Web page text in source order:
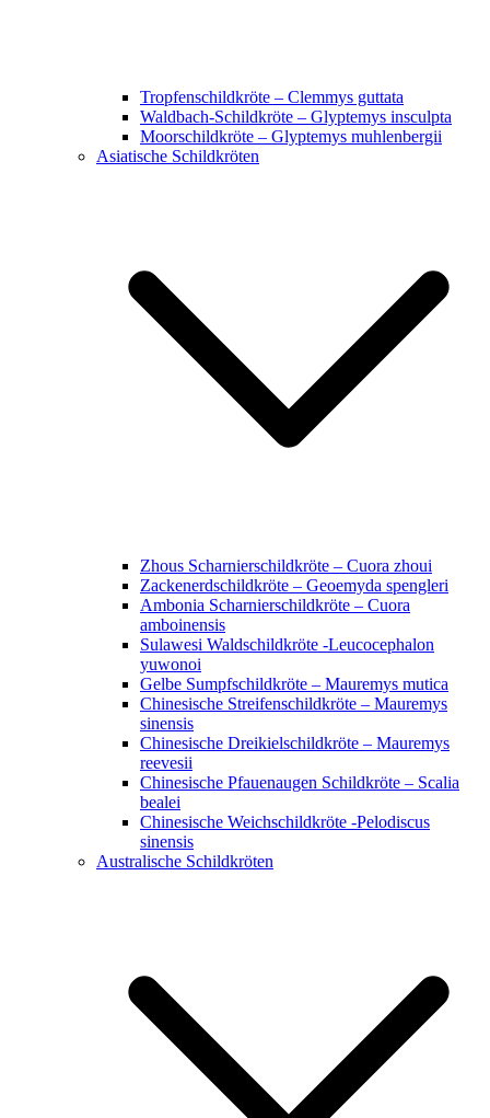
Tropfenschildkröte – Clemmys guttata
Waldbach-Schildkröte – Glyptemys insculpta
Moorschildkröte – Glyptemys muhlenbergii
Asiatische Schildkröten
Zhous Scharnierschildkröte – Cuora zhoui
Zackenerdschildkröte – Geoemyda spengleri
Ambonia Scharnierschildkröte – Cuora
amboinensis
Sulawesi Waldschildkröte -Leucocephalon
yuwonoi
Gelbe Sumpfschildkröte – Mauremys mutica
Chinesische Streifenschildkröte – Mauremys
sinensis
Chinesische Dreikielschildkröte – Mauremys
reevesii
Chinesische Pfauenaugen Schildkröte – Scalia
bealei
Chinesische Weichschildkröte -Pelodiscus
sinensis
Australische Schildkröten